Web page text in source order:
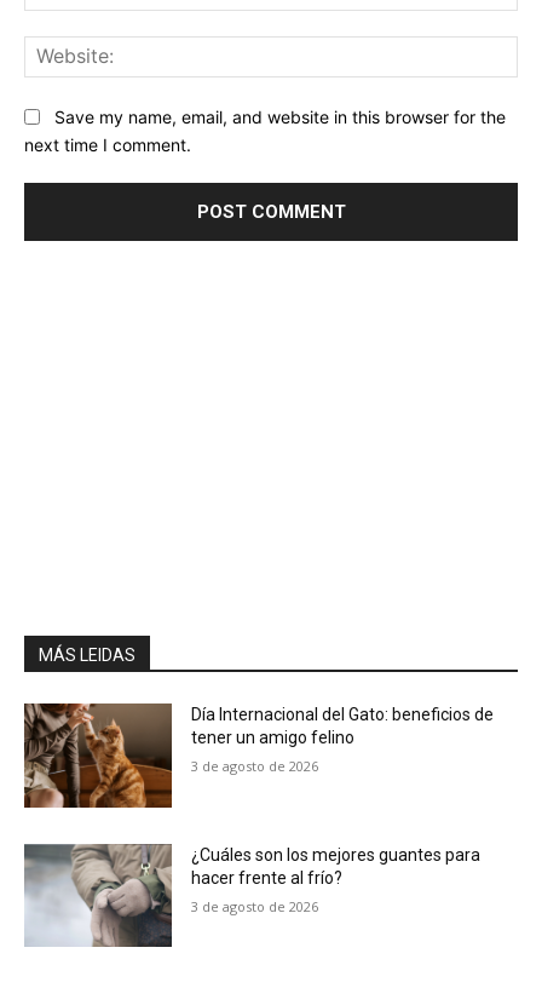
Save my name, email, and website in this browser for the
next time I comment.
MÁS LEIDAS
Día Internacional del Gato: beneficios de
tener un amigo felino
3 de agosto de 2026
¿Cuáles son los mejores guantes para
hacer frente al frío?
3 de agosto de 2026